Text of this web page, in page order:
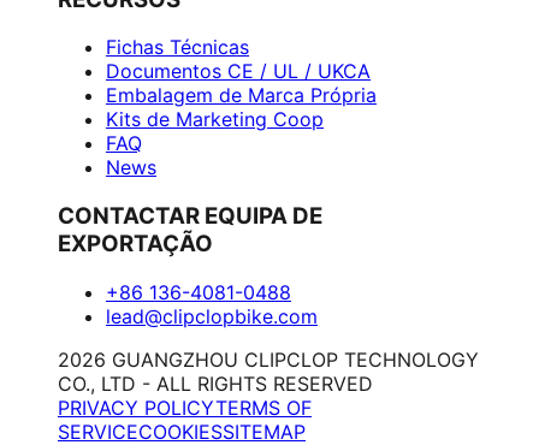
Fichas Técnicas
Documentos CE / UL / UKCA
Embalagem de Marca Própria
Kits de Marketing Coop
FAQ
News
CONTACTAR EQUIPA DE
EXPORTAÇÃO
+86 136-4081-0488
lead@clipclopbike.com
2026 GUANGZHOU CLIPCLOP TECHNOLOGY
CO., LTD - ALL RIGHTS RESERVED
PRIVACY POLICYTERMS OF
SERVICECOOKIESSITEMAP